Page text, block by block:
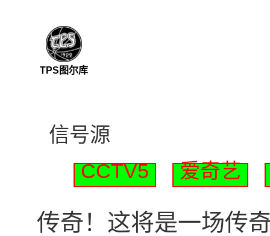
TPS图尔库
信号源
CCTV5
爱奇艺
传奇！这将是一场传